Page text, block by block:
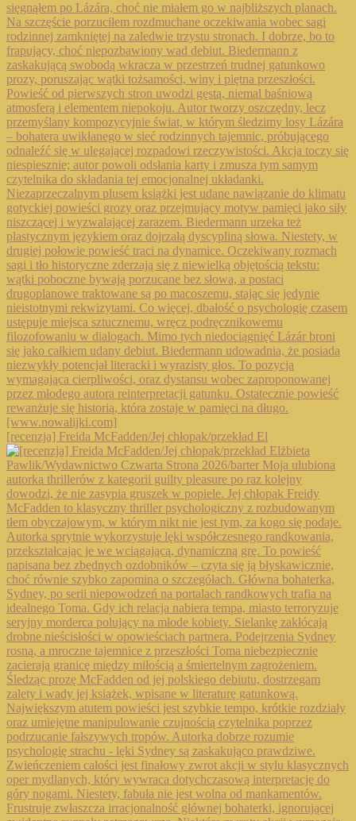
[recenzja] Freida McFadden/Jej chłopak/przekład El